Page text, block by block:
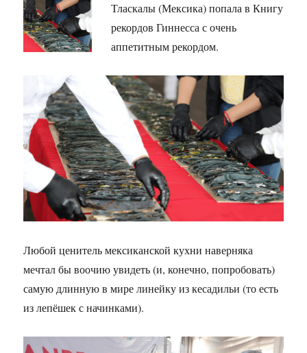
Тласкалы (Мексика) попала в Книгу
рекордов Гиннесса с очень
аппетитным рекордом.
Любой ценитель мексиканской кухни наверняка
мечтал бы воочию увидеть (и, конечно, попробовать)
самую длинную в мире линейку из кесадильи (то есть
из лепёшек с начинками).